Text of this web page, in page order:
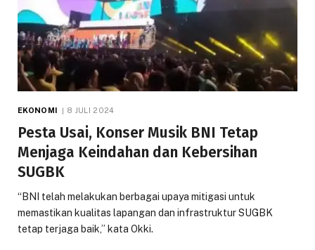
EKONOMI 8 JULI 2024
Pesta Usai, Konser Musik BNI Tetap
Menjaga Keindahan dan Kebersihan
SUGBK
“BNI telah melakukan berbagai upaya mitigasi untuk
memastikan kualitas lapangan dan infrastruktur SUGBK
tetap terjaga baik,” kata Okki.